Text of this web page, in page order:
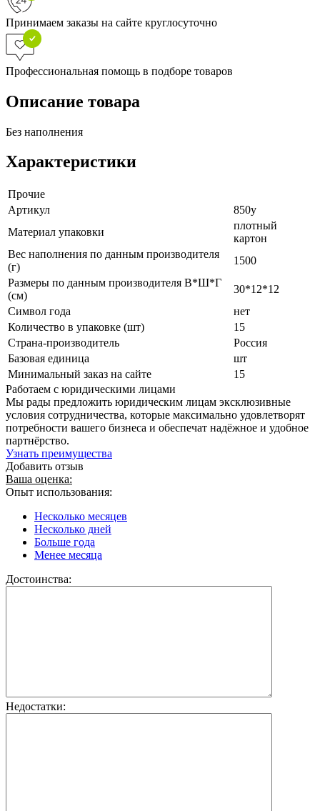
Принимаем заказы на сайте круглосуточно
Профессиональная помощь в подборе товаров
Описание товара
Без наполнения
Характеристики
Прочие
Артикул
850у
Материал упаковки
плотный
картон
Вес наполнения по данным производителя
(г)
1500
Размеры по данным производителя В*Ш*Г
(см)
30*12*12
Символ года
нет
Количество в упаковке (шт)
15
Страна-производитель
Россия
Базовая единица
шт
Минимальный заказ на сайте
15
Работаем с юридическими лицами
Мы рады предложить юридическим лицам эксклюзивные
условия сотрудничества, которые максимально удовлетворят
потребности вашего бизнеса и обеспечат надёжное и удобное
партнёрство.
Узнать преимущества
Добавить отзыв
Ваша оценка:
Опыт использования:
Несколько месяцев
Несколько дней
Больше года
Менее месяца
Достоинства:
Недостатки: